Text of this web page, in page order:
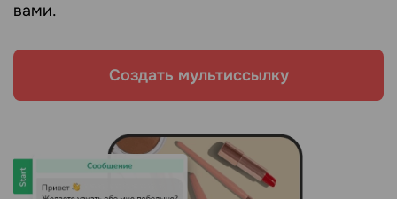
вами.
Создать мультиссылку